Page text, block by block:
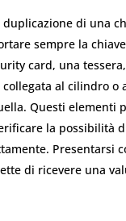
di una
sempre la
card, una
al cilindro o
Questi elementi
la possibilità
Presentarsi
di ricevere una